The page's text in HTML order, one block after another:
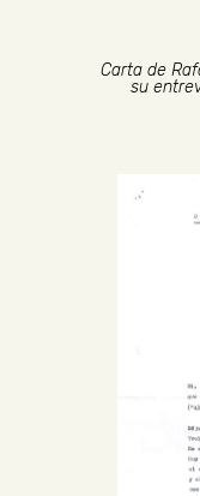
Carta de
su